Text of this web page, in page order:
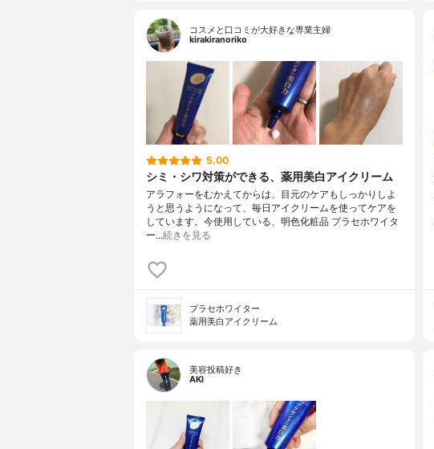
コスメと口コミが大好きな専業主婦
kirakiranoriko
5.00
シミ・シワ対策ができる、薬用美白アイクリーム
アラフォーをむかえてからは、目元のケアもしっかりしよ
うと思うようになって、毎日アイクリームを使ってケアを
しています。今使用している、明色化粧品 プラセホワイタ
ー…続きを見る
プラセホワイター
薬用美白アイクリーム
美容投稿好き
AKI